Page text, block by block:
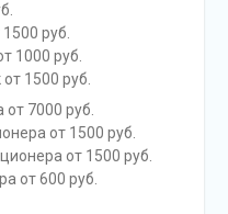
руб.
1000 руб.
1500 руб.
7000 руб.
от 1500 руб.
от 1500 руб.
от 600 руб.